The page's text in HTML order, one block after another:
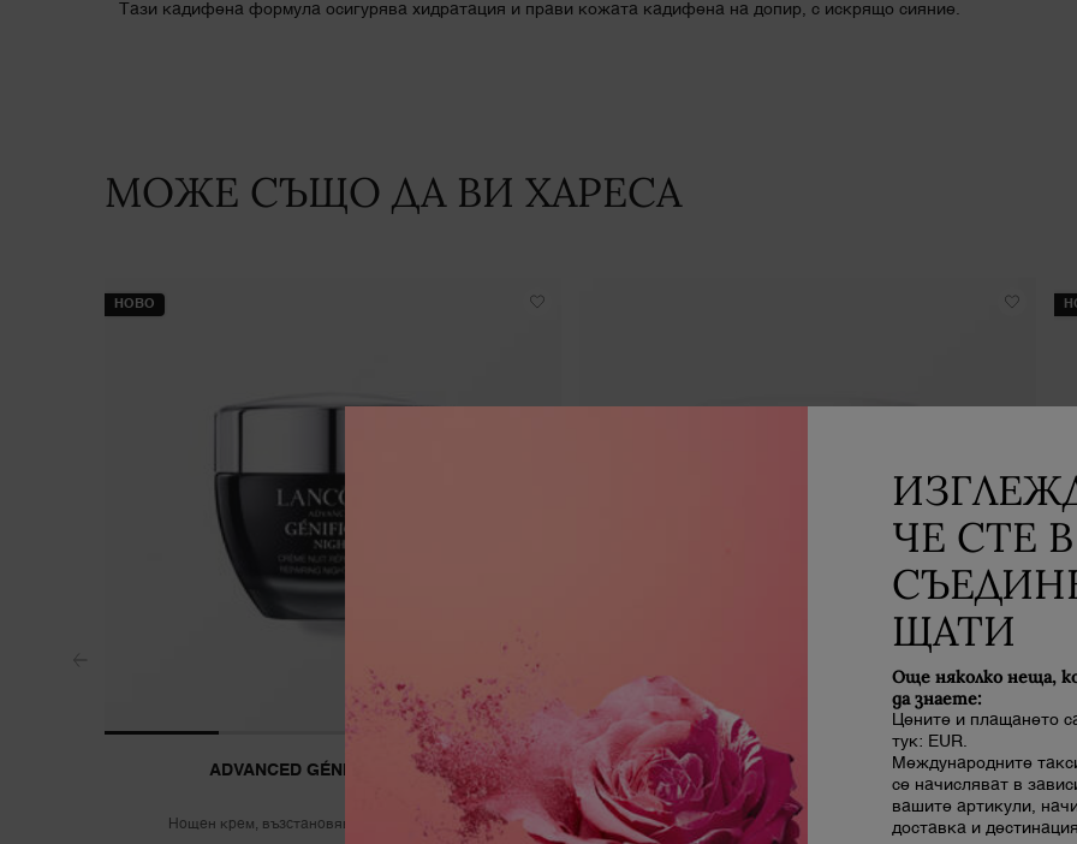
Тази кадифена формула осигурява хидратация и прави кожата кадифена на допир, с искрящо сияние.
PDP Slot 1 SectionМОЖЕ СЪЩО ДА ВИ ХАРЕСА
НОВО
ADVANCED GÉNIFIQUE NIGHT
Нощен крем, възстановяващ кожната бариера
HYDRA ZEN ANTI-STRESS RICH CREAM
Успокояващ хидратиращ богат крем
ЧЕ СТЕ В
ЩАТИ
Още няколко неща,
да знаете:
Цените и плащането
тук: EUR.
Международните
се начисляват в
вашите артикули,
доставка и